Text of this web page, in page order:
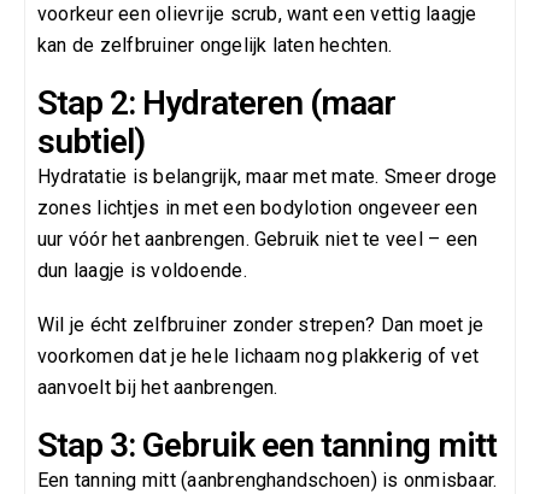
voorkeur een olievrije scrub, want een vettig laagje
kan de zelfbruiner ongelijk laten hechten.
Stap 2: Hydrateren (maar
subtiel)
Hydratatie is belangrijk, maar met mate. Smeer droge
zones lichtjes in met een bodylotion ongeveer een
uur vóór het aanbrengen. Gebruik niet te veel – een
dun laagje is voldoende.
Wil je écht zelfbruiner zonder strepen? Dan moet je
voorkomen dat je hele lichaam nog plakkerig of vet
aanvoelt bij het aanbrengen.
Stap 3: Gebruik een tanning mitt
Een tanning mitt (aanbrenghandschoen) is onmisbaar.